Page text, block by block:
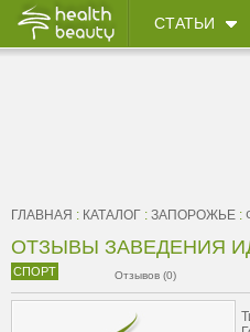
СТАТЬИ
ГЛАВНАЯ : КАТАЛОГ : ЗАПОРОЖЬЕ :
ОТЗЫВЫ ЗАВЕДЕНИЯ
СПОРТ Отзывов (0)